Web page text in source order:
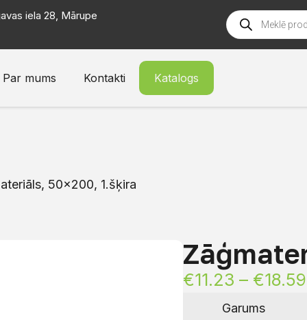
iela 28, Mārupe
Par mums Kontakti Katalogs
50×200, 1.šķira
€11.23 – €18.59
Garums